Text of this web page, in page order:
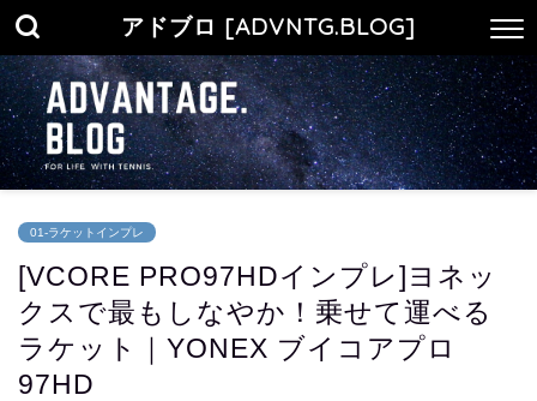
アドブロ [ADVNTG.BLOG]
01-ラケットインプレ
[VCORE PRO97HDインプレ]ヨネッ
クスで最もしなやか！乗せて運べる
ラケット｜YONEX ブイコアプロ
97HD